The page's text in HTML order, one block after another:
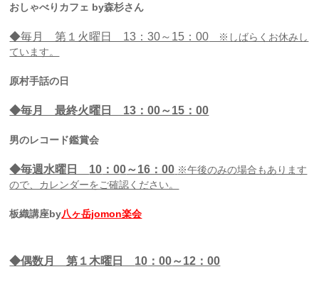
おしゃべりカフェ by森杉さん
◆毎月 第１火曜日 13：30～15：00 ※しばらくお休みし
ています。
原村手話の日
◆毎月 最終火曜日 13：00～15：00
男のレコード鑑賞会
◆毎週水曜日 10 ：00～16：00 ※午後のみの場合もあります
ので、カレンダーをご確認ください。
板織講座by八ヶ岳jomon楽会
◆偶数月 第１木曜日 10 ：00～12：00